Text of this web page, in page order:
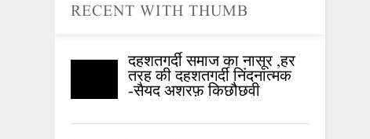
RECENT WITH THUMB
दहशतगर्दी समाज का नासूर ,हर
तरह की दहशतगर्दी निंदनात्मक
-सैयद अशरफ़ किछौछवी